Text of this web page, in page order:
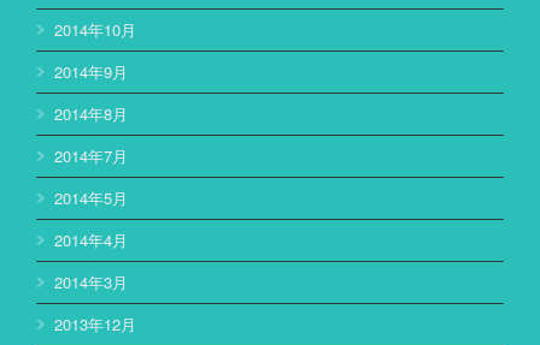
2014年10月
2014年9月
2014年8月
2014年7月
2014年5月
2014年4月
2014年3月
2013年12月